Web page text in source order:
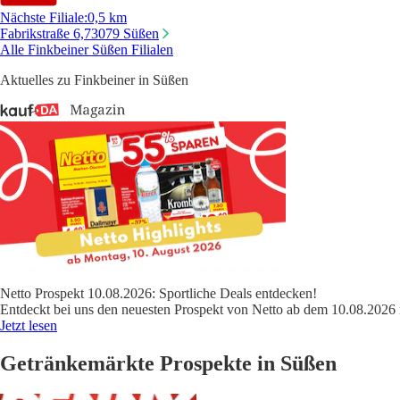
Nächste Filiale:0,5 km
Fabrikstraße 6,73079 Süßen
Alle Finkbeiner Süßen Filialen
Aktuelles zu Finkbeiner in Süßen
Netto Prospekt 10.08.2026: Sportliche Deals entdecken!
Entdeckt bei uns den neuesten Prospekt von Netto ab dem
Jetzt lesen
Getränkemärkte Prospekte in Süßen